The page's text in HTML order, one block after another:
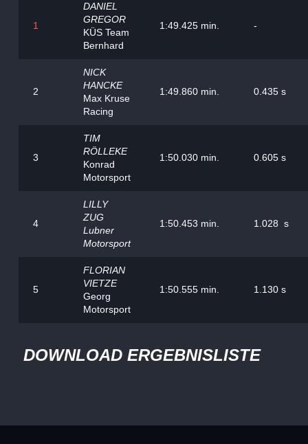
1
DANIEL
GREGOR
KÜS Team
Bernhard
1:49.425 min. -
2
NICK
HANCKE
Max Kruse
Racing
1:49.860 min. 0.435 s
3
TIM
RÖLLEKE
Konrad
Motorsport
1:50.030 min. 0.605 s
4
LILLY
ZUG
Lubner
Motorsport
1:50.453 min. 1.028 s
5
FLORIAN
VIETZE
Georg
Motorsport
1:50.555 min. 1.130 s
DOWNLOAD ERGEBNISLISTE